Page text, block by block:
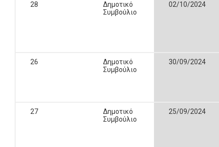
28
Δημοτικό
Συμβούλιο
02/10/2024
26
Δημοτικό
Συμβούλιο
30/09/2024
27
Δημοτικό
Συμβούλιο
25/09/2024